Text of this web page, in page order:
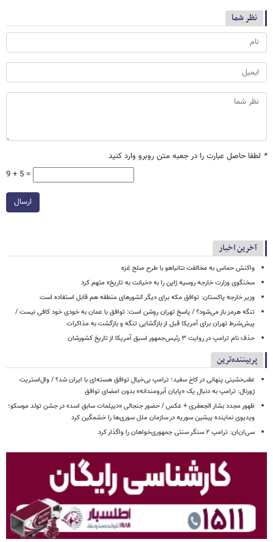
نظر شما
* لطفا حاصل عبارت را در جعبه متن روبرو وارد کنید
9 + 5 =
ارسال
آخرین اخبار
واکنش حماس به مخالفت نتانیاهو با طرح صلح غزه
سخنگوی وزارت خارجه روسیه ژاپن را به «خیانت به تاریخ» متهم کرد
وزیر خارجه پاکستان: توافق مکه برای دیگر کشورهای منطقه هم قابل استفاده است
تنگه هرمز باز می‌شود؟ / پاسخ تهران روشن است: توافق با عمان به خودی خود کافی نیست /
پیش‌شرط تهران برای آمریکا قبل از بازگشایی تنگه و بازگشت به مذاکرات
حذف نام ترامپ در روایت ۳ رئیس‌جمهور اسبق آمریکا از تاریخ کشورشان
پربیننده‌ترین
عقب‌نشینی پنهانی در کاخ سفید؛ ترامپ بی‌خیال توافق هسته‌ای با ایران شد؟ / وال‌استریت
ژورنال: ترامپ به دنبال یک «پایان آبرومندانه» بدون امضای توافق
ظهور مجدد بشار الجعفری + عکس / حضور جنجالی «دیپلمات سابق اسد» در جشن تولد موسکو؛
ویدیوی نماینده پیشین سوریه در سازمان ملل سوری‌ها را خشمگین کرد
سی‌ان‌ان: ترامپ ۲ سنگر سنتی جمهوری‌خواهان را واگذار کرد